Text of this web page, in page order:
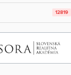
12819